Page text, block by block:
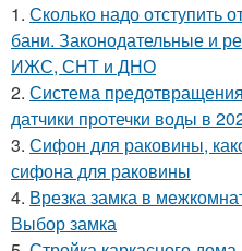
1. Сколько надо отступить
бани. Законодательные и
ИЖС, СНТ и ДНО
2. Система
датчики протечки воды в
3. Сифон для раковины,
сифона для раковины
4. Врезка замка в
Выбор замка